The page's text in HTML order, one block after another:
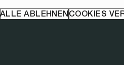
ALLE ABLEHNENCOOKIES